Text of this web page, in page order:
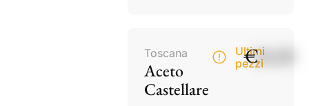
Toscana
Aceto
Castellare
Ultimi
pezzi
€18,00